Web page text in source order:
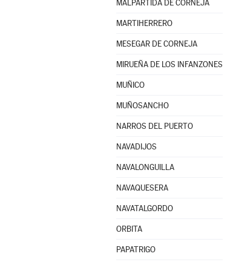
MALPARTIDA DE CORNEJA
MARTIHERRERO
MESEGAR DE CORNEJA
MIRUEÑA DE LOS INFANZONES
MUÑICO
MUÑOSANCHO
NARROS DEL PUERTO
NAVADIJOS
NAVALONGUILLA
NAVAQUESERA
NAVATALGORDO
ORBITA
PAPATRIGO